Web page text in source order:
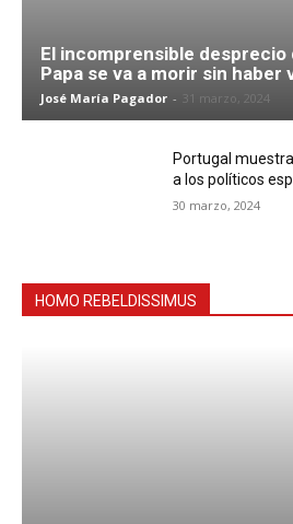
El incomprensible desprecio
Papa se va a morir sin haber
José María Pagador - 31 marzo, 2024
Portugal
a los políticos
30 marzo, 2024
HOMO REBELDISSIMUS